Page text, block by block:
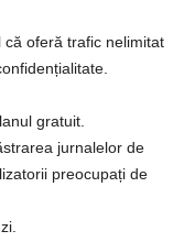
oferă trafic nelimitat
gratuit.
jurnalelor de
preocupați de